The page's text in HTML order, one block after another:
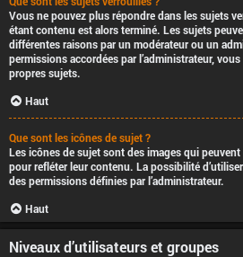
Vous ne pouvez plus répondre dans les sujets
étant contenu est alors terminé. Les sujets
différentes raisons par un modérateur ou un
permissions accordées par l’administrateur,
propres sujets.
Haut
Que sont les icônes de sujet ?
Les icônes de sujet sont des images qui peuvent
pour refléter leur contenu. La possibilité
des permissions définies par l’administrateur.
Haut
Niveaux d’utilisateurs et groupes